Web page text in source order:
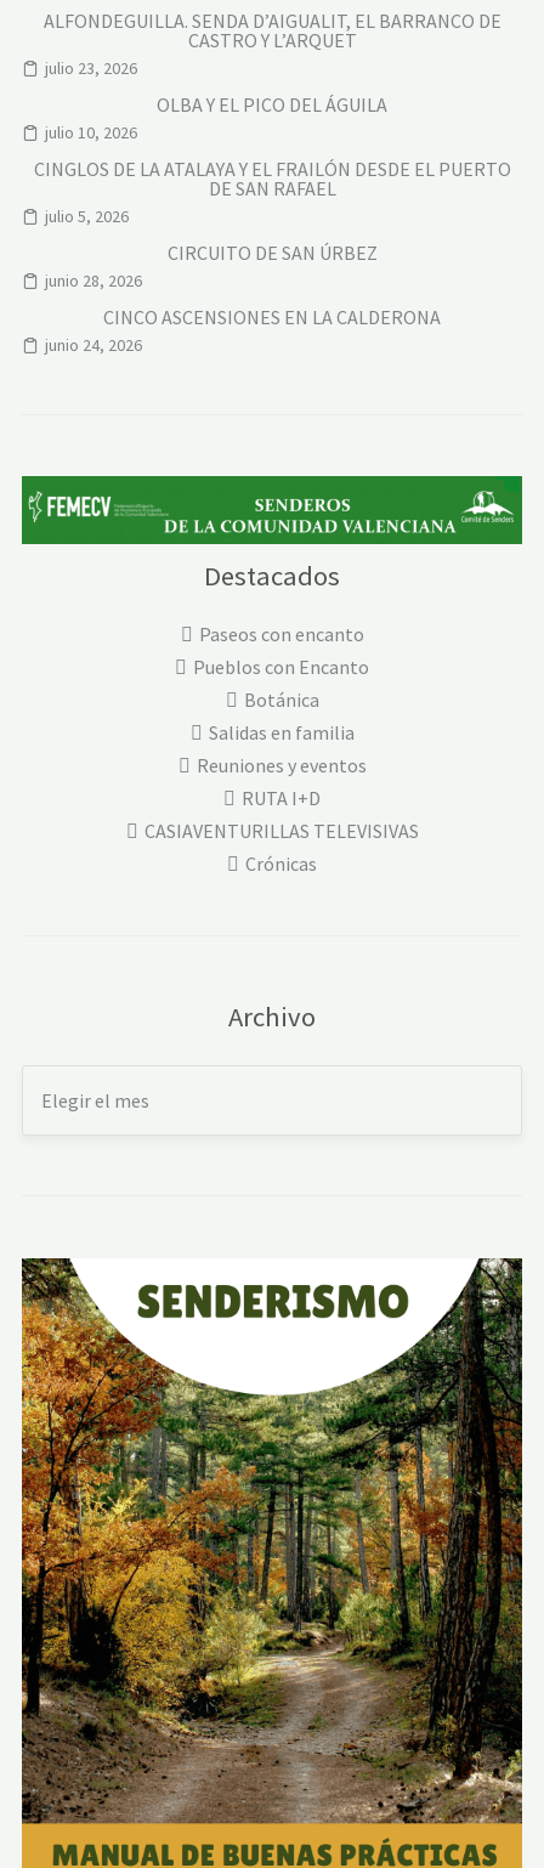
ALFONDEGUILLA. SENDA D’AIGUALIT, EL BARRANCO DE
CASTRO Y L’ARQUET
julio 23, 2026
OLBA Y EL PICO DEL ÁGUILA
julio 10, 2026
CINGLOS DE LA ATALAYA Y EL FRAILÓN DESDE EL PUERTO
DE SAN RAFAEL
julio 5, 2026
CIRCUITO DE SAN ÚRBEZ
junio 28, 2026
CINCO ASCENSIONES EN LA CALDERONA
junio 24, 2026
Destacados
Paseos con encanto
Pueblos con Encanto
Botánica
Salidas en familia
Reuniones y eventos
RUTA I+D
CASIAVENTURILLAS TELEVISIVAS
Crónicas
Archivo